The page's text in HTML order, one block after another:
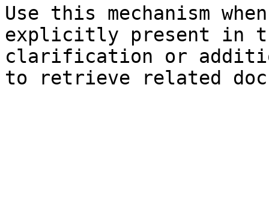
Use this mechanism
explicitly present in
clarification or